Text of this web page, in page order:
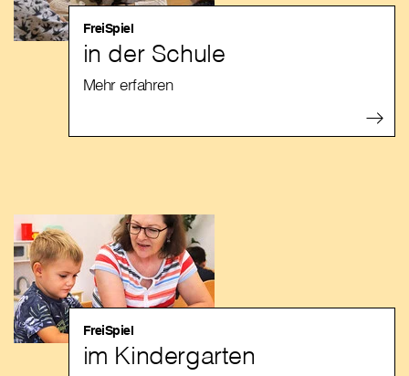
FreiSpiel
in der Schule
Mehr erfahren
FreiSpiel
im Kindergarten